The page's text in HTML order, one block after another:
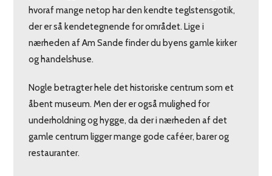
hvoraf mange netop har den kendte teglstensgotik,
der er så kendetegnende for området. Lige i
nærheden af Am Sande finder du byens gamle kirker
og handelshuse.
Nogle betragter hele det historiske centrum som et
åbent museum. Men der er også mulighed for
underholdning og hygge, da der i nærheden af det
gamle centrum ligger mange gode caféer, barer og
restauranter.